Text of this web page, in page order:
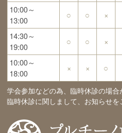
10:00～
13:00
○ ○ ×
14:30～
19:00
○ ○ ×
10:00～
18:00
× × ○
学会参加などの為、臨時休診の場合
臨時休診に関しまして、お知らせを